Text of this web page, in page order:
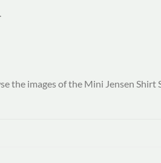
the images of the Mini Jensen